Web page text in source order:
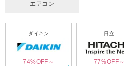
エアコン
ダイキン
74%OFF～
日立
77%OFF～